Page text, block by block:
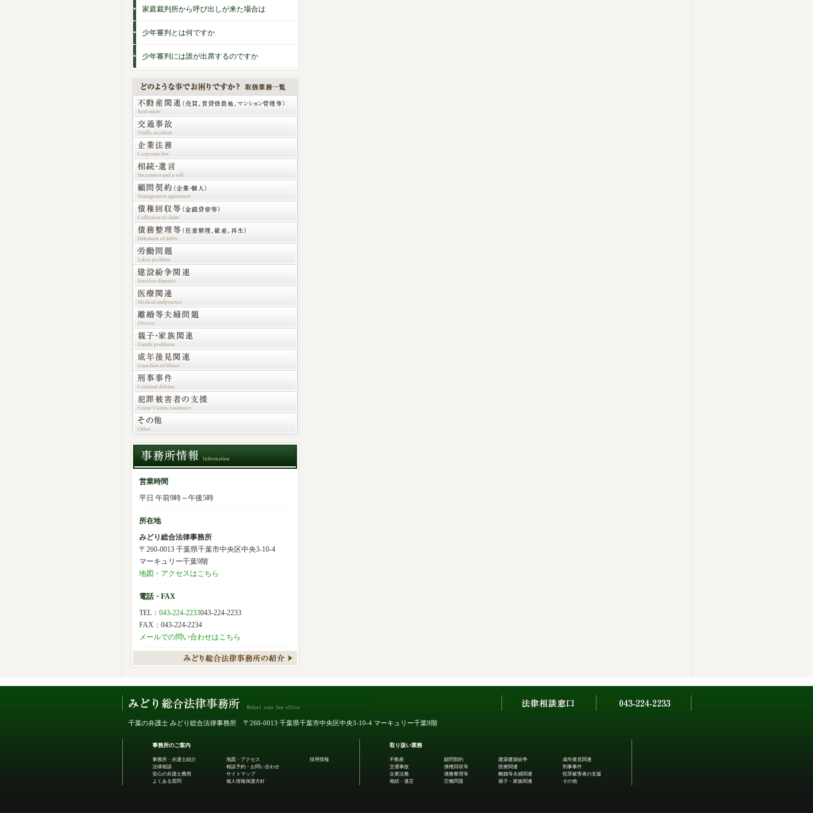
家庭裁判所から呼び出しが来た場合は
少年審判とは何ですか
少年審判には誰が出席するのですか
営業時間
平日 午前9時～午後5時
所在地
みどり総合法律事務所
〒260-0013 千葉県千葉市中央区中央3-10-4
マーキュリー千葉9階
地図・アクセスはこちら
電話・FAX
TEL： 043-224-2233043-224-2233
FAX：043-224-2234
メールでの問い合わせはこちら
千葉の弁護士 みどり総合法律事務所 〒260-0013 千葉県千葉市中央区中央3-10-4マーキュリー千葉9階
事務所のご案内
事務所・弁護士紹介
法律相談
安心の弁護士費用
よくある質問
地図・アクセス
相談予約・お問い合わせ
サイトマップ
個人情報保護方針
採用情報
取り扱い業務
不動産
交通事故
企業法務
相続・遺言
顧問契約
債権回収等
債務整理等
労働問題
建築建築紛争
医療関連
離婚等夫婦関連
親子・家族関連
成年後見関連
刑事事件
犯罪被害者の支援
その他